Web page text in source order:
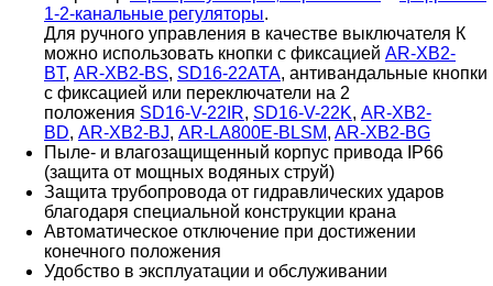
1-2-канальные регуляторы.
Для ручного управления в качестве выключателя К
можно использовать кнопки с фиксацией AR-XB2-
BT, AR-XB2-BS, SD16-22ATA, антивандальные кнопки
с фиксацией или переключатели на 2
положения SD16-V-22IR, SD16-V-22K, AR-XB2-
BD, AR-XB2-BJ, AR-LA800E-BLSM, AR-XB2-BG
Пыле- и влагозащищенный корпус привода IP66
(защита от мощных водяных струй)
Защита трубопровода от гидравлических ударов
благодаря специальной конструкции крана
Автоматическое отключение при достижении
конечного положения
Удобство в эксплуатации и обслуживании